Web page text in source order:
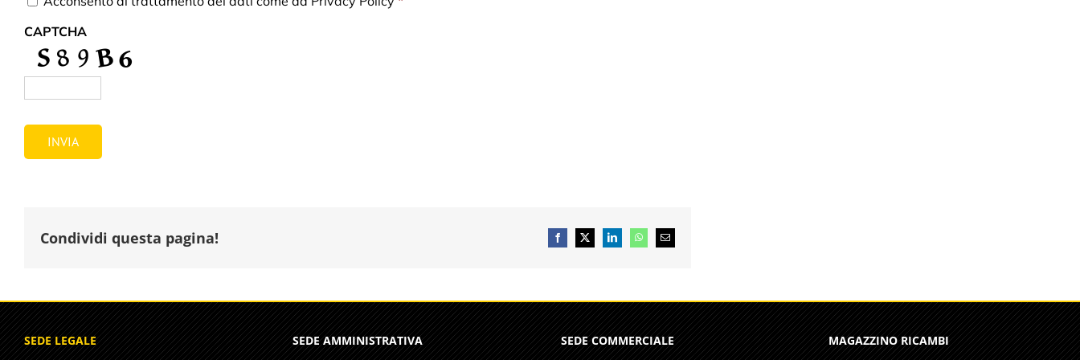
CAPTCHA
Condividi questa pagina! Facebook
X LinkedInWhatsAppEmail
SEDE LEGALE SEDE AMMINISTRATIVA SEDE COMMERCIALE MAGAZZINO RICAMBI